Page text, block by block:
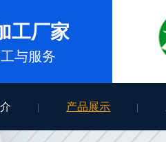
工厂家
与服务
产品展示